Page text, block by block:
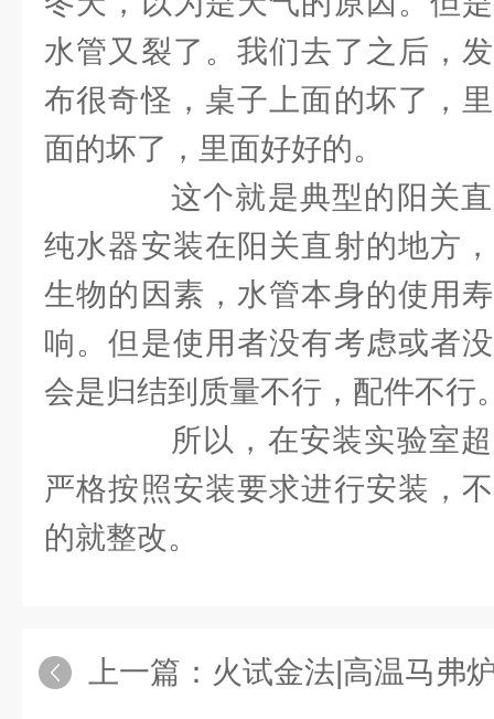
水管又裂了。我们去了之后，
布很奇怪，桌子上面的坏了，
面的坏了，里面好好的。
这个就是典型的阳关直
纯水器安装在阳关直射的地方
生物的因素，水管本身的使用
响。但是使用者没有考虑或者
会是归结到质量不行，配件不行
所以，在安装实验室超
严格按照安装要求进行安装，
的就整改。
上一篇： 火试金法|高温马弗